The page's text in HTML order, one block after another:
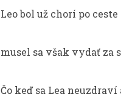
Leo bol už chorí po
musel sa však vydať za
Čo keď sa Lea neuzdraví